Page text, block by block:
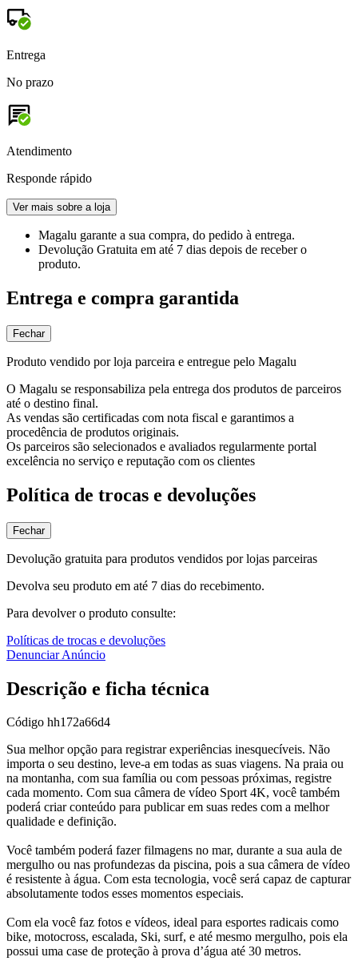
Entrega
No prazo
Atendimento
Responde rápido
Ver mais sobre a loja
Magalu garante a sua compra, do pedido à entrega.
Devolução Gratuita em até 7 dias depois de receber o
produto.
Entrega e compra garantida
Fechar
Produto vendido por loja parceira e entregue pelo Magalu
O Magalu se responsabiliza pela entrega dos produtos de parceiros
até o destino final.
As vendas são certificadas com nota fiscal e garantimos a
procedência de produtos originais.
Os parceiros são selecionados e avaliados regularmente portal
excelência no serviço e reputação com os clientes
Política de trocas e devoluções
Fechar
Devolução gratuita para produtos vendidos por lojas parceiras
Devolva seu produto em até 7 dias do recebimento.
Para devolver o produto consulte:
Políticas de trocas e devoluções
Denunciar Anúncio
Descrição e ficha técnica
Código hh172a66d4
Sua melhor opção para registrar experiências inesquecíveis. Não
importa o seu destino, leve-a em todas as suas viagens. Na praia ou
na montanha, com sua família ou com pessoas próximas, registre
cada momento. Com sua câmera de vídeo Sport 4K, você também
poderá criar conteúdo para publicar em suas redes com a melhor
qualidade e definição.
Você também poderá fazer filmagens no mar, durante a sua aula de
mergulho ou nas profundezas da piscina, pois a sua câmera de vídeo
é resistente à água. Com esta tecnologia, você será capaz de capturar
absolutamente todos esses momentos especiais.
Com ela você faz fotos e vídeos, ideal para esportes radicais como
bike, motocross, escalada, Ski, surf, e até mesmo mergulho, pois ela
possui uma case de proteção à prova d’água até 30 metros.